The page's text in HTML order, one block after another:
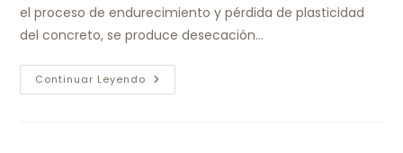
el proceso de endurecimiento y pérdida de plasticidad
del concreto, se produce desecación…
Continuar Leyendo